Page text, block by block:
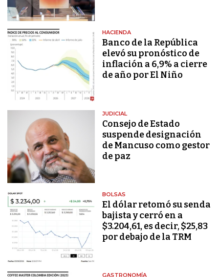
HACIENDA
Banco de la República
elevó su pronóstico de
inflación a 6,9% a cierre
de año por El Niño
JUDICIAL
Consejo de Estado
suspende designación
de Mancuso como gestor
de paz
BOLSAS
El dólar retomó su senda
bajista y cerró en a
$3.204,61, es decir, $25,83
por debajo de la TRM
GASTRONOMÍA